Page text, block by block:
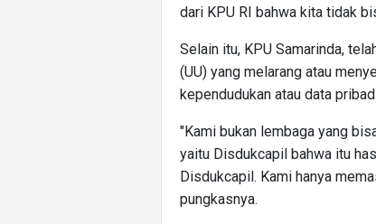
dari KPU RI bahwa kita tidak
Selain itu, KPU Samarinda,
(UU) yang melarang atau
kependudukan atau data
"Kami bukan lembaga yang
yaitu Disdukcapil bahwa itu
Disdukcapil. Kami hanya
pungkasnya.